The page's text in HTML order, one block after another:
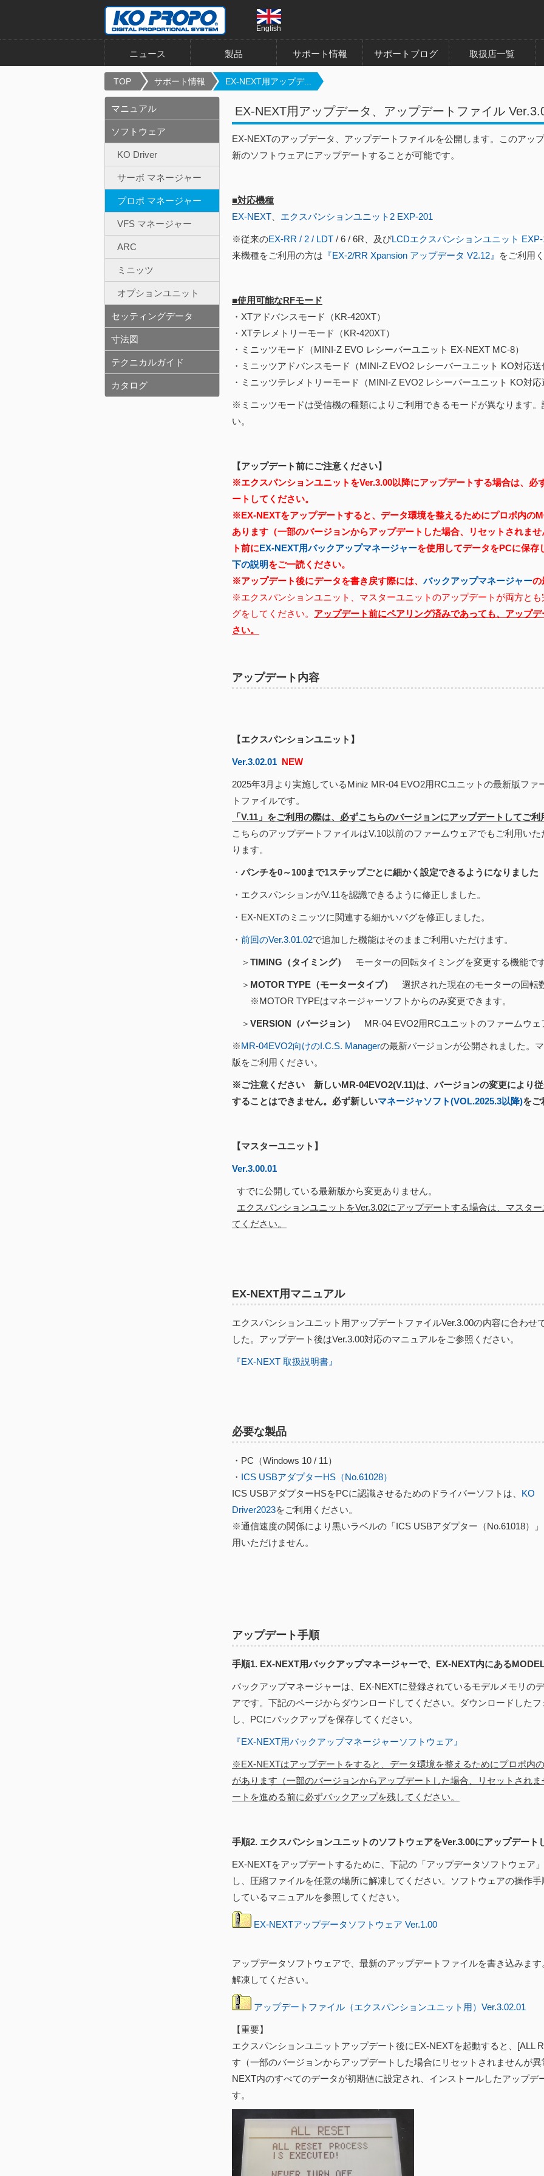
English
ニュース 製品 サポート情報 サポートブログ 取扱店一覧
TOP サポート情報 EX-NEXT用アップデ...
EX-NEXT用アップデータ、アップデートファイル
EX-NEXTのアップデータ、アップデートファイルを公開します。このアッ
新のソフトウェアにアップデートすることが可能です。
■対応機種
EX-NEXT
エクスパンションユニット2 EXP-201
※従来のEX-RR / 2 / LDT / 6 / 6R、及びLCDエクスパンションユニット
来機種をご利用の方は 『EX-2/RR Xpansion アップデータ V2.12​ 』 をご利用
■使用可能なRFモード
・XTアドバンスモード（KR-420XT）
・XTテレメトリーモード（KR-420XT）
・ミニッツモード（MINI-Z EVO レシーバーユニット EX-NEXT MC-8）
・ミニッツアドバンスモード（MINI-Z EVO2 レシーバーユニット KO対応
・ミニッツテレメトリーモード（MINI-Z EVO2 レシーバーユニット KO対
※ミニッツモードは受信機の種類によりご利用できるモードが異なります。
い。
【アップデート前にご注意ください】
※エクスパンションユニットをVer.3.00以降にアップデートする場合は、必
ートしてください。
※EX-NEXTをアップデートすると、データ環境を整えるためにプロポ内の
あります（一部のバージョンからアップデートした場合、リセットされま
ト前にEX-NEXT用バックアップマネージャーを使用してデータをPCに保存
下の説明をご一読ください。
※アップデート後にデータを書き戻す際には、バックアップマネージャーの
※エクスパンションユニット、マスターユニットのアップデートが両方と
グをしてください。 アップデート前にペアリング済みであっても、アップ
さい。
アップデート内容
【エクスパンションユニット】
Ver.3.02.01 NEW
2025年3月より実施しているMiniz MR-04 EVO2用RCユニットの最新版ファ
トファイルです。
「V.11」をご利用の際は、必ずこちらのバージョンにアップデートしてご
こちらのアップデートファイルはV.10以前のファームウェアでもご利用い
ります。
・ パンチを0～100まで1ステップごとに細かく設定できるようになりました
・エクスパンションがV.11を認識できるように修正しました。
・EX-NEXTのミニッツに関連する細かいバグを修正しました。
・ 前回のVer.3.01.02で追加した機能はそのままご利用いただけます。
＞ TIMING（タイミング） モーターの回転タイミングを変更する機能で
＞ MOTOR TYPE（モータータイプ）
選択された現在のモーターの回転
※MOTOR TYPEはマネージャーソフトからのみ変更できます。
＞ VERSION（バージョン） MR-04 EVO2用RCユニットのファームウェ
※MR-04EVO2向けのI.C.S. Managerの最新バージョンが公開されました。
版をご利用ください。
※ご注意ください 新しいMR-04EVO2(V.11)は、バージョンの変更により
することはできません。必ず新しいマネージャソフト(VOL.2025.3以降)をご
【マスターユニット】
Ver.3.00.01
すでに公開している最新版から変更ありません。
エクスパンションユニットをVer.3.02にアップデートする場合は、マスタ
てください。
EX-NEXT用マニュアル
エクスパンションユニット用アップデートファイルVer.3.00の内容に合わせ
した。アップデート後はVer.3.00対応のマニュアルをご参照ください。
『EX-NEXT 取扱説明書』
必要な製品
・PC（Windows 10 / 11）
・ ICS USBアダプターHS（No.61028）
ICS USBアダプターHSをPCに認識させるためのドライバーソフトは、 KO
Driver2023をご利用ください。
※通信速度の関係により黒いラベルの「ICS USBアダプター（No.61018）
用いただけません。
アップデート手順
手順1. EX-NEXT用バックアップマネージャーで、EX-NEXT内にある
バックアップマネージャーは、EX-NEXTに登録されているモデルメモリの
アです。下記のページからダウンロードしてください。ダウンロードした
し、PCにバックアップを保存してください。
『EX-NEXT用バックアップマネージャーソフトウェア』
※EX-NEXTはアップデートをすると、データ環境を整えるためにプロポ内
があります（一部のバージョンからアップデートした場合、リセットされ
ートを進める前に必ずバックアップを残してください。
手順2. エクスパンションユニットのソフトウェアをVer.3.00にアップデート
EX-NEXTをアップデートするために、下記の「アップデータソフトウェア
し、圧縮ファイルを任意の場所に解凍してください。ソフトウェアの操作
しているマニュアルを参照してください。
EX-NEXTアップデータソフトウェア Ver.1.00
アップデータソフトウェアで、最新のアップデートファイルを書き込みま
解凍してください。
アップデートファイル（エクスパンションユニット用）Ver.3.02.01
【重要】
エクスパンションユニットアップデート後にEX-NEXTを起動すると、[ALL
す（一部のバージョンからアップデートした場合にリセットされませんが
NEXT内のすべてのデータが初期値に設定され、インストールしたアップ
す。
マニュアル
ソフトウェア
KO Driver
サーボ マネージャー
プロポ マネージャー
VFS マネージャー
ARC
ミニッツ
オプションユニット
セッティングデータ
寸法図
テクニカルガイド
カタログ